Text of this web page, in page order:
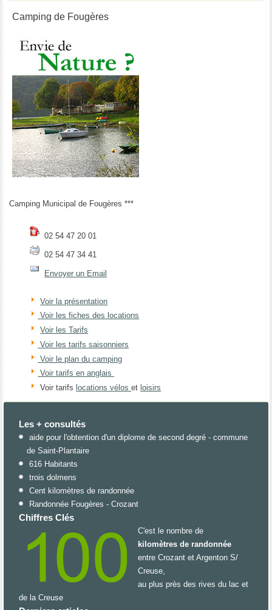
Camping de Fougères
Camping Municipal de Fougères ***
02 54 47 20 01
02 54 47 34 41
Envoyer un Email
Voir la présentation
Voir les fiches des locations
Voir les Tarifs
Voir les tarifs saisonniers
Voir le plan du camping
Voir tarifs en anglais
Voir tarifs locations véloset loisirs
Les + consultés
aide pour l'obtention d'un diplome de second degré - commune
de Saint-Plantaire
616 Habitants
trois dolmens
Cent kilomètres de randonnée
Randonnée Fougères - Crozant
Chiffres Clés
C'est le nombre de
kilomètres de randonnée
entre Crozant et Argenton S/
Creuse,
au plus près des rives du lac et
de la Creuse